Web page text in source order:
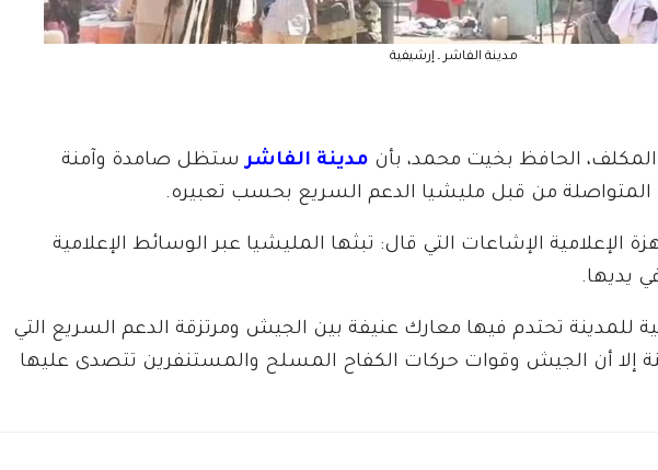
مدينة الفاشر ـ إرشيفية
الحافظ بخيت محمد، بأن مدينة الفاشرستظل صامدة وآمنة
من قبل مليشيا الدعم السريع بحسب تعبيره.
الإعلامية الإشاعات التي قال: تبثها المليشيا عبر الوسائط الإعلامية
يديها.
للمدينة تحتدم فيها معارك عنيفة بين الجيش ومرتزقة الدعم السريع التي
إلا أن الجيش وقوات حركات الكفاح المسلح والمستنفرين تتصدى عليها